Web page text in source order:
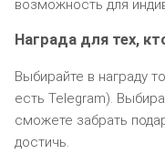
возможность для
Награда для тех,
Выбирайте в награду
есть Telegram).
сможете забрать
достичь.